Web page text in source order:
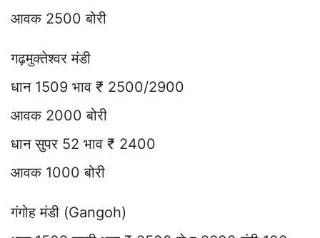
आवक 2500 बोरी
गढ़मुक्तेश्वर मंडी
धान 1509 भाव ₹ 2500/2900
आवक 2000 बोरी
धान सुपर 52 भाव ₹ 2400
आवक 1000 बोरी
गंगोह मंडी (Gangoh)